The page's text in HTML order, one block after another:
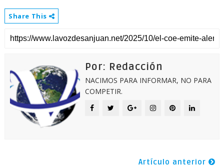
Share This
Por: Redacción
NACIMOS PARA INFORMAR, NO PARA
COMPETIR.
Artículo anterior